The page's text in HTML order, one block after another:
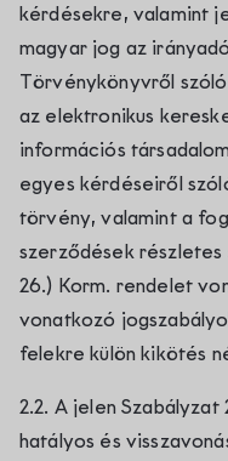
kérdésekre, valamint
magyar jog az
Törvénykönyvről
az elektronikus
információs
egyes kérdéseiről
törvény, valamint a
szerződések részletes
26.) Korm. rendelet
vonatkozó
felekre külön kikötés
2.2. A jelen Szabályzat
hatályos és